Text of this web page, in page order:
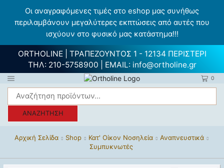
Οι αναγραφόμενες τιμές στο eshop μας συνήθως
περιλαμβάνουν μεγαλύτερες εκπτώσεις από αυτές που
ισχύουν στο φυσικό μας κατάστημα!!!
ORTHOLINE | ΤΡΑΠΕΖΟΥΝΤΟΣ 1 - 12134 ΠΕΡΙΣΤΕΡΙ
ΤΗΛ: 210-5758900 | EMAIL: info@ortholine.gr
0
ΑΝΑΖΉΤΗΣΗ
Αρχική Σελίδα Shop Κατ' Οίκον Νοσηλεία
Αναπνευστικά
Συμπυκνωτές